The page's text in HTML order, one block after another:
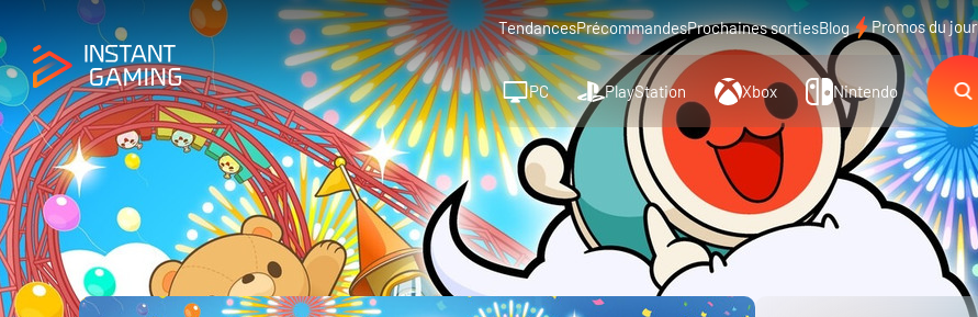
TendancesPrécommandesProchaines sortiesBlog Promos du jour
PC PlayStation Xbox Nintendo